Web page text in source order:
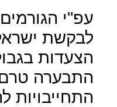
עפ"י
לבקשת
הצעדות
התבערה
התחייבויות